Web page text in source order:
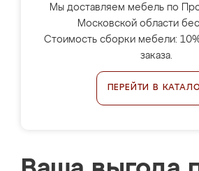
Мы доставляем мебель по
Московской области
Стоимость сборки мебели:
заказа.
ПЕРЕЙТИ В